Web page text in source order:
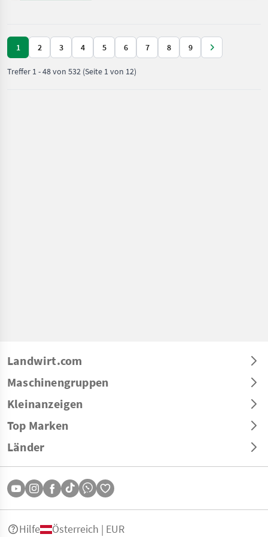
/ Horsch
1 2 3 4 5 6 7 8 9
Treffer 1-48von 532 (Seite 1 von 12)
Landwirt.com
Maschinengruppen
Kleinanzeigen
Top Marken
Länder
Hilfe Österreich | EUR